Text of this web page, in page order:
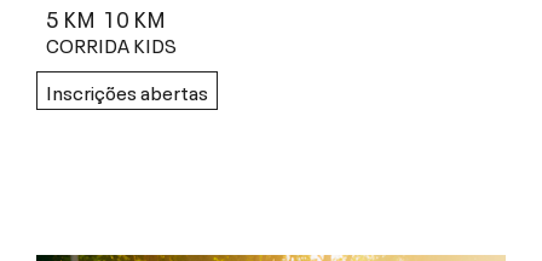
5 KM 10 KM
CORRIDA KIDS
Inscrições abertas